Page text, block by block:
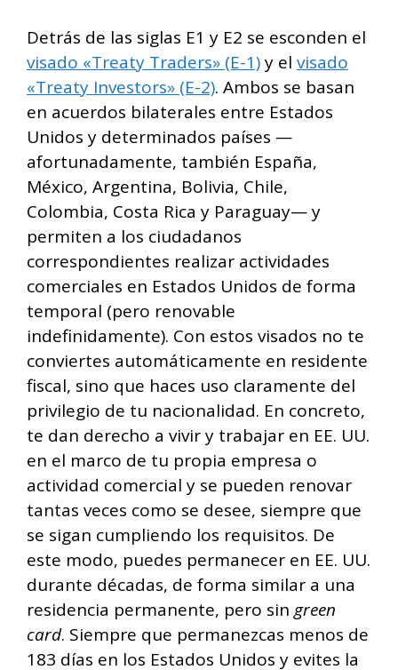
Detrás de las siglas E1 y E2 se esconden el
visado «Treaty Traders» (E-1)y el visado
«Treaty Investors» (E-2). Ambos se basan
en acuerdos bilaterales entre Estados
Unidos y determinados países —
afortunadamente, también España,
México, Argentina, Bolivia, Chile,
Colombia, Costa Rica y Paraguay— y
permiten a los ciudadanos
correspondientes realizar actividades
comerciales en Estados Unidos de forma
temporal (pero renovable
indefinidamente). Con estos visados no te
conviertes automáticamente en residente
fiscal, sino que haces uso claramente del
privilegio de tu nacionalidad. En concreto,
te dan derecho a vivir y trabajar en EE. UU.
en el marco de tu propia empresa o
actividad comercial y se pueden renovar
tantas veces como se desee, siempre que
se sigan cumpliendo los requisitos. De
este modo, puedes permanecer en EE. UU.
durante décadas, de forma similar a una
residencia permanente, pero singreen
card. Siempre que permanezcas menos de
183 días en los Estados Unidos y evites la